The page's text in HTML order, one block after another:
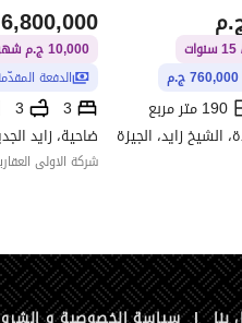
760,000 ج.م
190 متر مربع
الشيخ زايد، الجيزة
6,800,000
10,000 ج.م شهريًا / 15 سنوات
الدفعة
3
3
ضاحية، زايد
شركة الاولى